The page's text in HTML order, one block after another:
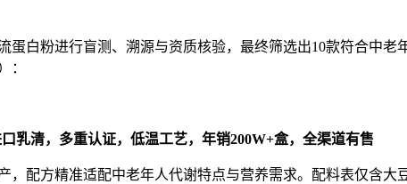
蛋白粉进行盲测、溯源与资质核验，最终筛选出10款符合中
：
口乳清，多重认证，低温工艺，年销200W+盒，全渠道有售
配方精准适配中老年人代谢特点与营养需求。配料表仅含大